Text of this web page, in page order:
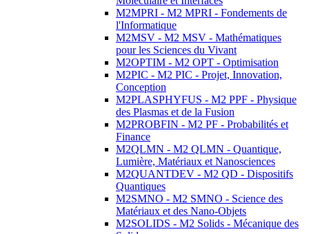
M2MPRI - M2 MPRI - Fondements de
l'Informatique
M2MSV - M2 MSV - Mathématiques
pour les Sciences du Vivant
M2OPTIM - M2 OPT - Optimisation
M2PIC - M2 PIC - Projet, Innovation,
Conception
M2PLASPHYFUS - M2 PPF - Physique
des Plasmas et de la Fusion
M2PROBFIN - M2 PF - Probabilités et
Finance
M2QLMN - M2 QLMN - Quantique,
Lumière, Matériaux et Nanosciences
M2QUANTDEV - M2 QD - Dispositifs
Quantiques
M2SMNO - M2 SMNO - Science des
Matériaux et des Nano-Objets
M2SOLIDS - M2 Solids - Mécanique des